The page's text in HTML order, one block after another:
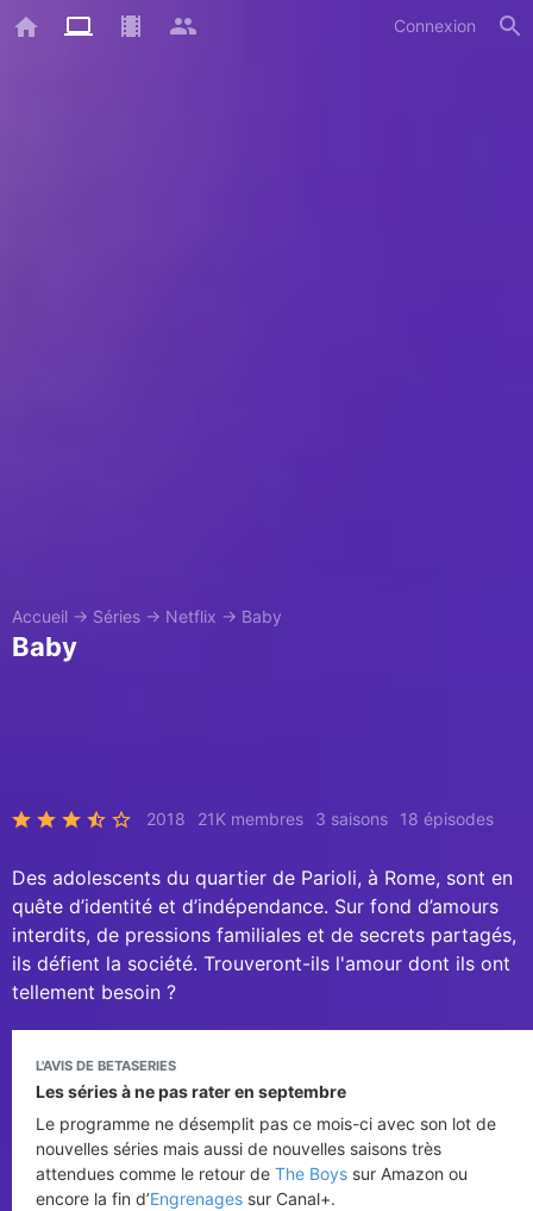
Connexion
Accueil → Séries → Netflix → Baby
Baby
2018 21K membres 3 saisons 18 épisodes
Des adolescents du quartier de Parioli, à Rome, sont en
quête d’identité et d’indépendance. Sur fond d’amours
interdits, de pressions familiales et de secrets partagés,
ils défient la société. Trouveront-ils l'amour dont ils ont
tellement besoin ?
L'AVIS DE BETASERIES
Les séries à ne pas rater en septembre
Le programme ne désemplit pas ce mois-ci avec son lot de
nouvelles séries mais aussi de nouvelles saisons très
attendues comme le retour de The Boys sur Amazon ou
encore la fin d’Engrenages sur Canal+.